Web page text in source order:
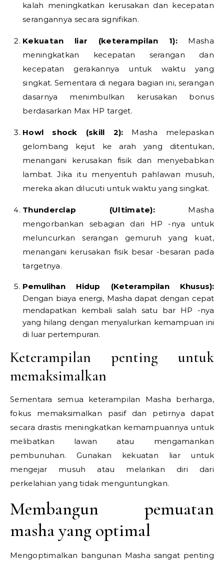
kalah meningkatkan kerusakan dan kecepatan
serangannya secara signifikan.
Kekuatan liar (keterampilan 1):Masha
meningkatkan kecepatan serangan dan
kecepatan gerakannya untuk waktu yang
singkat. Sementara di negara bagian ini, serangan
dasarnya menimbulkan kerusakan bonus
berdasarkan Max HP target.
Howl shock (skill 2): Masha melepaskan
gelombang kejut ke arah yang ditentukan,
menangani kerusakan fisik dan menyebabkan
lambat. Jika itu menyentuh pahlawan musuh,
mereka akan dilucuti untuk waktu yang singkat.
Thunderclap (Ultimate): Masha
mengorbankan sebagian dari HP -nya untuk
meluncurkan serangan gemuruh yang kuat,
menangani kerusakan fisik besar -besaran pada
targetnya.
Pemulihan Hidup (Keterampilan Khusus):
Dengan biaya energi, Masha dapat dengan cepat
mendapatkan kembali salah satu bar HP -nya
yang hilang dengan menyalurkan kemampuan ini
di luar pertempuran.
Keterampilan penting untuk
memaksimalkan
Sementara semua keterampilan Masha berharga,
fokus memaksimalkan pasif dan petirnya dapat
secara drastis meningkatkan kemampuannya untuk
melibatkan lawan atau mengamankan
pembunuhan. Gunakan kekuatan liar untuk
mengejar musuh atau melarikan diri dari
perkelahian yang tidak menguntungkan.
Membangun pemuatan
masha yang optimal
Mengoptimalkan bangunan Masha sangat penting